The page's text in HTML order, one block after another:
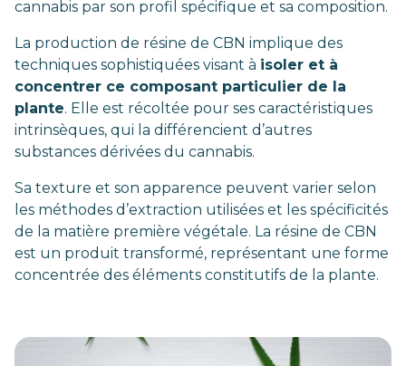
cannabis par son profil spécifique et sa composition.
La production de résine de CBN implique des
techniques sophistiquées visant à isoler et à
concentrer ce composant particulier de la
plante. Elle est récoltée pour ses caractéristiques
intrinsèques, qui la différencient d’autres
substances dérivées du cannabis.
Sa texture et son apparence peuvent varier selon
les méthodes d’extraction utilisées et les spécificités
de la matière première végétale. La résine de CBN
est un produit transformé, représentant une forme
concentrée des éléments constitutifs de la plante.